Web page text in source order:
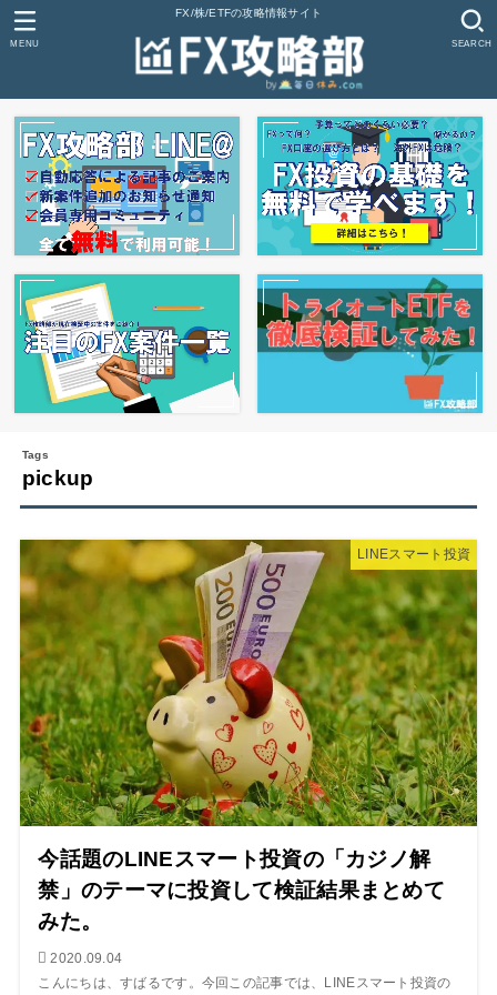
FX/株/ETFの攻略情報サイト
SEARCH
MENU
pickup
LINEスマート投資
今話題のLINEスマート投資の「カジノ解
禁」のテーマに投資して検証結果まとめて
みた。
2020.09.04
こんにちは、すばるです。今回この記事では、LINEスマート投資の